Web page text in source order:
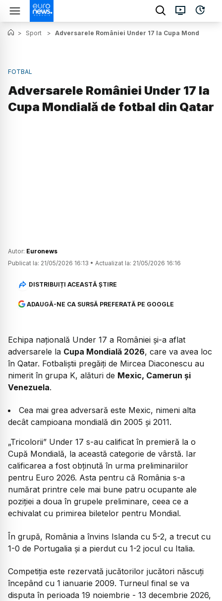
> Sport > Adversarele României Under 17 la Cupa Mondială
FOTBAL
Adversarele României Under 17 la
Cupa Mondială de fotbal din Qatar
Autor: Euronews
Publicat la: 21/05/2026 16:13 • Actualizat la: 21/05/2026 16:16
DISTRIBUIȚI ACEASTĂ ȘTIRE
ADAUGĂ-NE CA SURSĂ PREFERATĂ PE GOOGLE
Echipa națională Under 17 a României și-a aflat
adversarele la Cupa Mondială 2026, care va avea loc
în Qatar. Fotbaliștii pregăiți de Mircea Diaconescu au
nimerit în grupa K, alături de Mexic, Camerun și
Venezuela.
Cea mai grea adversară este Mexic, nimeni alta
decât campioana mondială din 2005 și 2011.
„Tricolorii” Under 17 s-au calificat în premieră la o
Cupă Mondială, la această categorie de vârstă. Iar
calificarea a fost obținută în urma preliminariilor
pentru Euro 2026. Asta pentru că România s-a
numărat printre cele mai bune patru ocupante ale
poziției a doua în grupele preliminare, ceea ce a
echivalat cu primirea biletelor pentru Mondial.
În grupă, România a învins Islanda cu 5-2, a trecut cu
1-0 de Portugalia și a pierdut cu 1-2 jocul cu Italia.
Competiția este rezervată jucătorilor jucători născuți
începând cu 1 ianuarie 2009. Turneul final se va
disputa în perioada 19 noiembrie - 13 decembrie 2026,